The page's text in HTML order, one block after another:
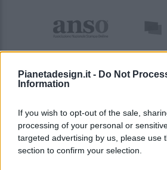
Pianetadesign.it - Do Not
Information
If you wish to opt-out of the sale,
processing of your personal or
targeted advertising by us, please use
section to confirm your selection.
© 2026 - Pianeta Design - P.IVA
Registrata Al Tribunale Di Nocera